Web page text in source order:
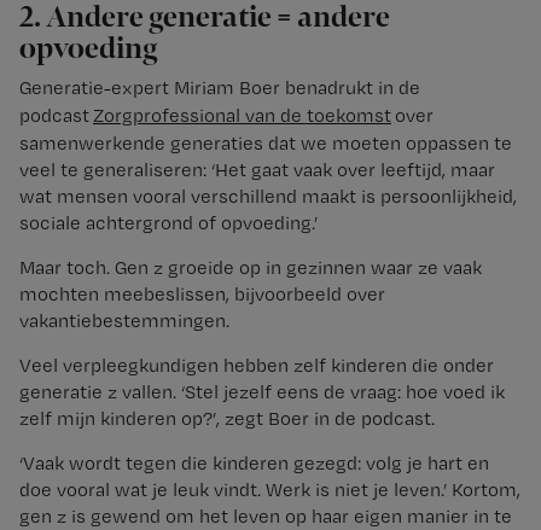
2. Andere generatie = andere
opvoeding
Generatie-expert Miriam Boer benadrukt in de
podcast Zorgprofessional van de toekomst over
samenwerkende generaties dat we moeten oppassen te
veel te generaliseren: ‘Het gaat vaak over leeftijd, maar
wat mensen vooral verschillend maakt is persoonlijkheid,
sociale achtergrond of opvoeding.’
Maar toch. Gen z groeide op in gezinnen waar ze vaak
mochten meebeslissen, bijvoorbeeld over
vakantiebestemmingen.
Veel verpleegkundigen hebben zelf kinderen die onder
generatie z vallen. ‘Stel jezelf eens de vraag: hoe voed ik
zelf mijn kinderen op?’, zegt Boer in de podcast.
‘Vaak wordt tegen die kinderen gezegd: volg je hart en
doe vooral wat je leuk vindt. Werk is niet je leven.’ Kortom,
gen z is gewend om het leven op haar eigen manier in te